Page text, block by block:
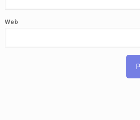
Web